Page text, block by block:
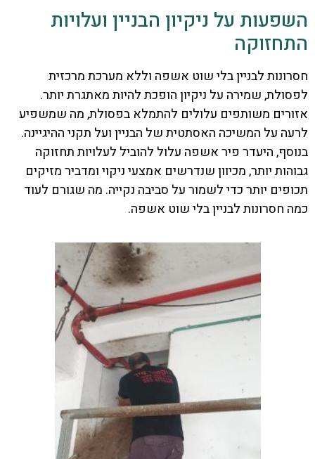
השפעות על ניקיון הבניין ועלויות
התחזוקה
חסרונות לבניין בלי שוט אשפה וללא מערכת מרכזית
לפסולת, שמירה על ניקיון הופכת להיות מאתגרת יותר.
אזורים משותפים עלולים להתמלא בפסולת, מה שמשפיע
לרעה על המשיכה האסתטית של הבניין ועל תקני ההיגיינה.
בנוסף, היעדר פיר אשפה עלול להוביל לעלויות תחזוקה
גבוהות יותר, מכיוון שנדרשים אמצעי ניקוי ומדביר מזיקים
תכופים יותר כדי לשמור על סביבה נקייה. מה שגורם לעוד
כמה חסרונות לבניין בלי שוט אשפה.